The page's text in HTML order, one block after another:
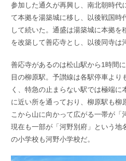
参加した通久が再興し、南北朝時代
て本拠を湯築城に移し、以後戦国時
して続いた。通盛は湯築城に本拠を
を改築して善応寺とし、以後同寺は
善応寺があるのは松山駅から1時間
目の柳原駅。予讃線は各駅停車より
く、特急の止まらない駅では極端に
に近い所を通っており、柳原駅も柳
こから山に向かって広がる一帯が「
現在も一部が「河野別府」という地
の小学校も河野小学校だ。